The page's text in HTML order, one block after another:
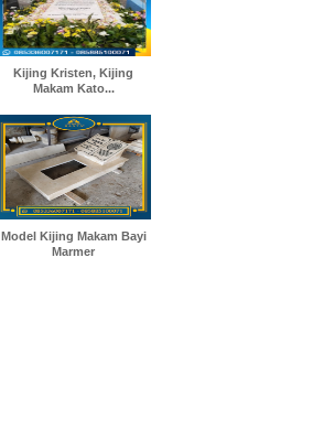
Kijing Kristen, Kijing
Makam Kato...
Model Kijing Makam Bayi
Marmer